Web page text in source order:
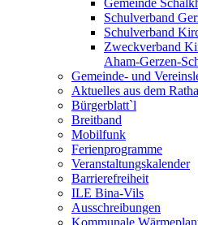
Gemeinde
Schulverband
Schulverband
Zweckverband
Aham-Gerzen-
Gemeinde- und
Aktuelles aus dem
Bürgerblatt`l
Breitband
Mobilfunk
Ferienprogramme
Veranstaltungskalender
Barrierefreiheit
ILE Bina-Vils
Ausschreibungen
Kommunale